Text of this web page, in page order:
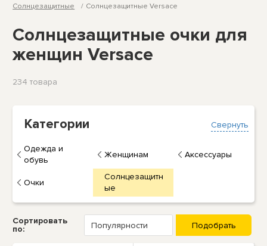
Солнцезащитные
Солнцезащитные Versace
Солнцезащитные очки для
женщин Versace
234 товарa
Свернуть
Категории
Одежда и
обувь
Женщинам Аксессуары
Очки
Солнцезащитн
ые
Сортировать
по: